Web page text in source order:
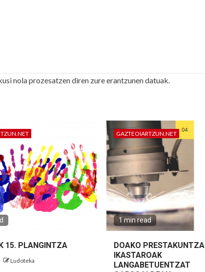
nola prozesatzen diren zure erantzunen datuak.
15. PLANGINTZA
Ludoteka
GAZTEOIARTZUN.NET
1 min read
DOAKO PRESTAKUNTZA
IKASTAROAK
LANGABETUENTZAT